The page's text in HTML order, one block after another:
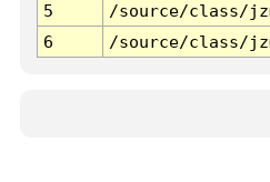
5
/source/class/
6
/source/class/